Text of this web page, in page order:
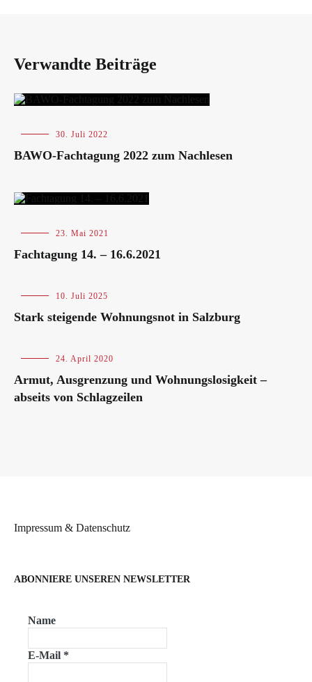
Verwandte Beiträge
Blog ,
30. Juli 2022
BAWO-Fachtagung 2022 zum Nachlesen
Blog ,
23. Mai 2021
Fachtagung 14. – 16.6.2021
Blog 10. Juli 2025
Stark steigende Wohnungsnot in Salzburg
Blog 24. April 2020
Armut, Ausgrenzung und Wohnungslosigkeit –
abseits von Schlagzeilen
Impressum & Datenschutz
ABONNIERE UNSEREN NEWSLETTER
Name
E-Mail *